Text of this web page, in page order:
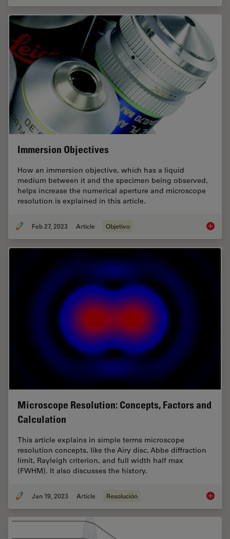
Immersion Objectives
How an immersion objective, which has a liquid
medium between it and the specimen being observed,
helps increase the numerical aperture and microscope
resolution is explained in this article.
Feb 27, 2023 Article Objetivo
Microscope Resolution: Concepts, Factors and
Calculation
This article explains in simple terms microscope
resolution concepts, like the Airy disc, Abbe diffraction
limit, Rayleigh criterion, and full width half max
(FWHM). It also discusses the history.
Jan 19, 2023 Article Resolución